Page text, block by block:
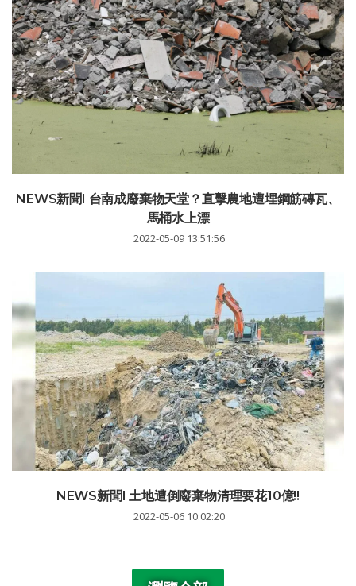
NEWS新聞I 台南成廢棄物天堂？直擊農地遭埋鋼筋磚瓦、
馬桶水上漂
2022-05-09 13:51:56
NEWS新聞I 土地遭倒廢棄物清理要花10億!!
2022-05-06 10:02:20